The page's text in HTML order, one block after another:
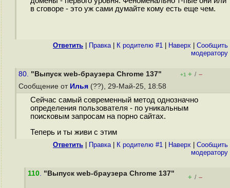
в сговоре - это уж сами думайте кому есть еще чем.
Ответить Правка| К родителю #1 Наверх
Cообщить
модератору
80. "Выпуск web-браузера Chrome 137" +1 + / –
Сообщение от Илья (??), 29-Май-25, 18:58
Сейчас самый современный метод однозначно
определения пользователя - по уникальным
поисковым запросам на порно сайтах.
Теперь и ты живи с этим
Ответить Правка| К родителю #1 Наверх
Cообщить
модератору
110. "Выпуск web-браузера Chrome 137" + / –